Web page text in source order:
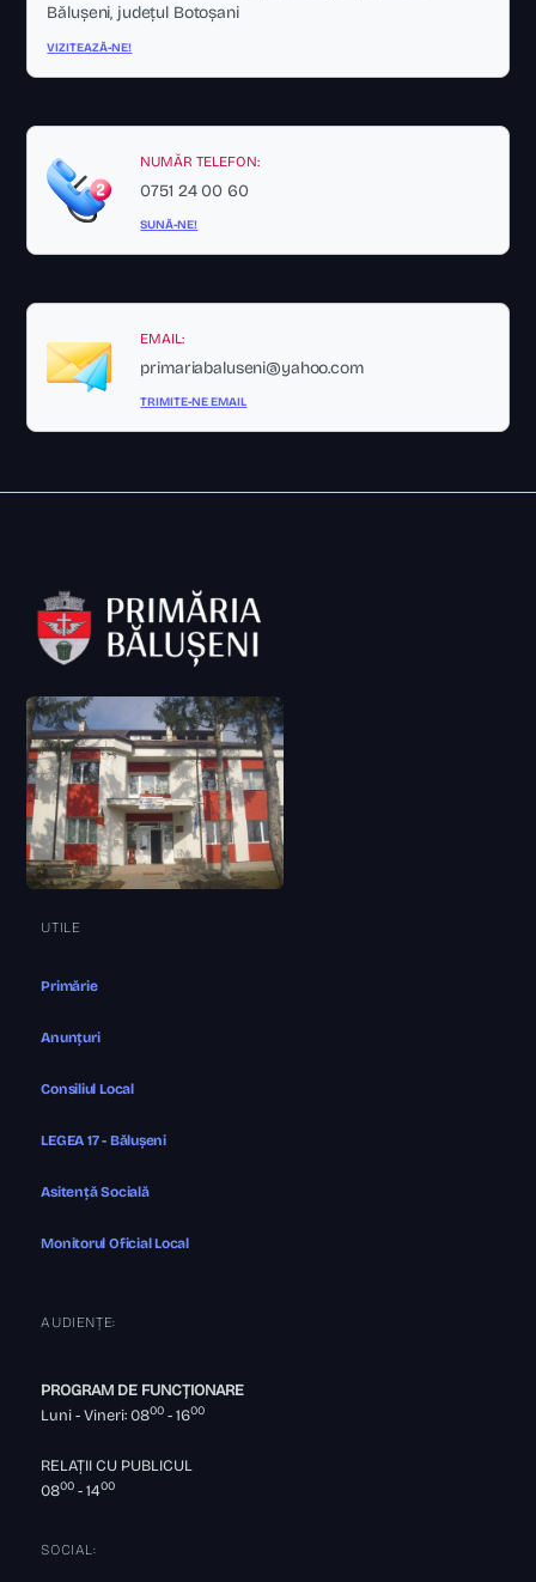
Bălușeni, județul Botoșani
VIZITEAZĂ-NE!
NUMĂR TELEFON:
0751 24 00 60
SUNĂ-NE!
EMAIL:
primariabaluseni@yahoo.com
TRIMITE-NE EMAIL
UTILE
Primărie
Anunțuri
Consiliul Local
LEGEA 17 - Bălușeni
Asitență Socială
Monitorul Oficial Local
AUDIENȚE:
PROGRAM DE FUNCȚIONARE
Luni - Vineri: 0800 - 1600
RELAȚII CU PUBLICUL
0800 - 1400
SOCIAL: